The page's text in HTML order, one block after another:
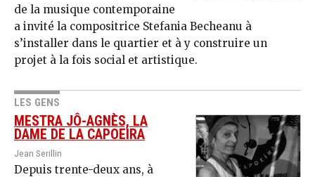
de la musique contemporaine
a invité la compositrice Stefania Becheanu à
s’installer dans le quartier et à y construire un
projet à la fois social et artistique.
LES GENS
MESTRA JÔ-AGNÈS, LA
DAME DE LA CAPOEIRA
Jean Serillin
Depuis trente-deux ans, à